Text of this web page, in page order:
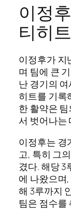
이정
티히
이정후가 지
며 팀에 큰
난 경기의
히트를 기록
한 활약은
서 벗어나는
이정후는 경
고, 특히 그
겼다. 해당 3
에 나왔으며
해 3루까지
팀은 점수를